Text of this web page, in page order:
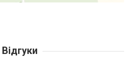
Відгуки